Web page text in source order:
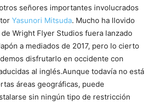
señores importantes involucrados
Yasunori Mitsuda. Mucho ha llovido
Wright Flyer Studios fuera lanzado
a mediados de 2017, pero lo cierto
disfrutarlo en occidente con
al inglés.Aunque todavía no está
áreas geográficas, puede
sin ningún tipo de restricción